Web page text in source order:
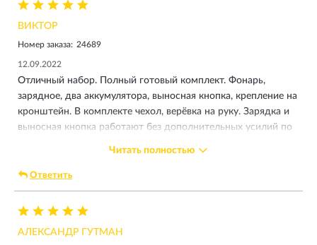
ВИКТОР
Номер заказа: 24689
12.09.2022
Отличный набор. Полный готовый комплект. Фонарь,
зарядное, два аккумулятора, выносная кнопка, крепление на
кронштейн. В комплекте чехол, верёвка на руку. Зарядка и
выносная кнопка работают без дополнительных усилий по
существенная, в отличие, если собирать всё отдельно.
Плюсом - кейс для хранения.
Читать полностью
Ответить
АЛЕКСАНДР ГУТМАН